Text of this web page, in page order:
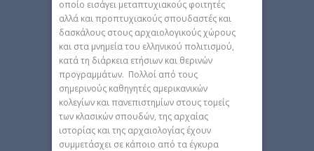
οποίο εισάγει μεταπτυχιακούς φοιτητές
αλλά και προπτυχιακούς σπουδαστές και
δασκάλους στους αρχαιολογικούς χώρους
και στα μνημεία του ελληνικού πολιτισμού,
κατά τη διάρκεια ετήσιων και θερινών
προγραμμάτων. Πολλοί από τους
σημερινούς καθηγητές αμερικανικών
κολεγίων και πανεπιστημίων στους τομείς
των κλασικών σπουδών, της αρχαίας
ιστορίας και της αρχαιολογίας έχουν
συμμετάσχει σε κάποιο από τα έγκυρα